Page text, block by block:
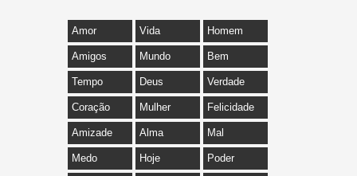
Amor Vida Homem
Amigos Mundo Bem
Tempo Deus Verdade
Coração Mulher Felicidade
Amizade Alma Mal
Medo Hoje Poder